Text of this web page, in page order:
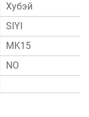
Хубэй
SIYI
MK15
NO